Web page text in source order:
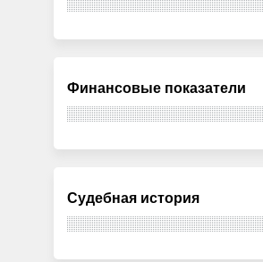
Финансовые показатели
Судебная история